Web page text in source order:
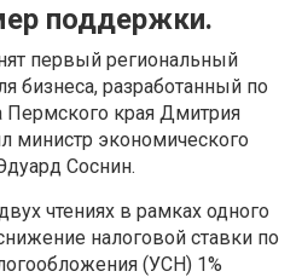
поддержки.
первый региональный
бизнеса, разработанный по
Пермского края Дмитрия
министр экономического
Соснин.
чтениях в рамках одного
налоговой ставки по
(УСН) 1%